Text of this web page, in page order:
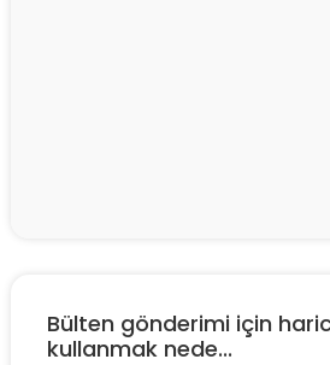
Bülten gönderimi için
kullanmak nede...